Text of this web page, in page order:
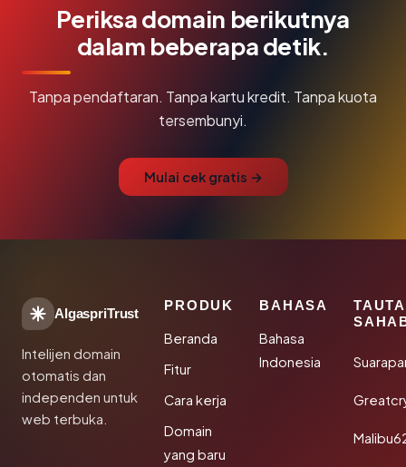
Periksa domain berikutnya
dalam beberapa detik.
Tanpa pendaftaran. Tanpa kartu kredit. Tanpa kuota
tersembunyi.
Mulai cek gratis →
AlgaspriTrust
Intelijen domain
otomatis dan
independen untuk
web terbuka.
PRODUK
Beranda
Fitur
Cara kerja
Domain
yang baru
BAHASA
Bahasa
Indonesia